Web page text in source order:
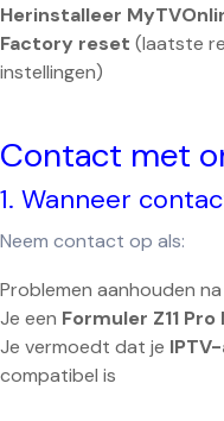
Herinstalleer
Factory reset (laatste
instellingen)
Contact met
1. Wanneer
Neem contact op als:
Problemen aanhouden
Je een Formuler Z11 Pro
Je vermoedt dat je
compatibel is